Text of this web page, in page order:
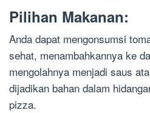
Pilihan Makanan:
Anda dapat mengonsumsi
sehat, menambahkannya ke
mengolahnya menjadi saus
dijadikan bahan dalam
pizza.